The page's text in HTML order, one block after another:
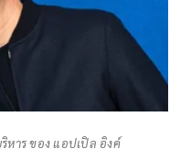
หาร ของ แอปเปิล อิงค์